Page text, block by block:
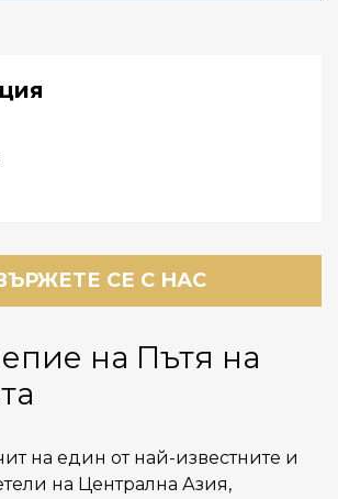
СЕ С НАС
на Пътя на
на един от най-известните и
на Централна Азия,